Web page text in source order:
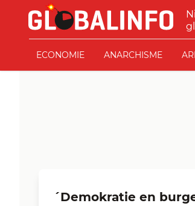
Ga naar de inhoud
GLOBALINFO
ECONOMIE ANARCHISME
´Demokratie en burgerschap´